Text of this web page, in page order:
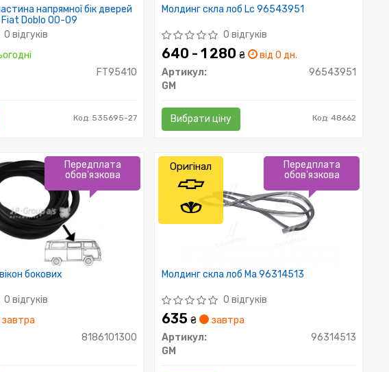
напрямної бік дверей
Fiat Doblo 00-09
0 відгуків
FT95410
Код: 535695-27
Молдинг скла лоб Lс 96543951
0 відгуків
640 - 1 280₴
від 0 дн.
Артикул:
96543951
GM
Вибрати ціну Код: 48662
бокових
0 відгуків
завтра
8186101300
Передплата
обов'язкова
Молдинг скла лоб Ma 96314513
0 відгуків
635₴
завтра
Артикул:
96314513
GM
Передплата
обов'язкова
Оригінал